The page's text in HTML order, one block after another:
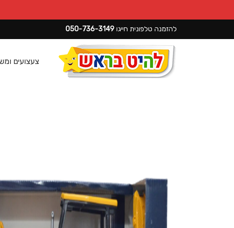
להזמנה טלפונית חייגו 050-736-3149
צעצועים